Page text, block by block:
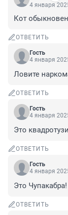
4 января
Кот
ОТВЕТИТЬ
Гость
4 января
Ловите
ОТВЕТИТЬ
Гость
4 января
Это
ОТВЕТИТЬ
Гость
4 января
Это Чупакабра!
ОТВЕТИТЬ